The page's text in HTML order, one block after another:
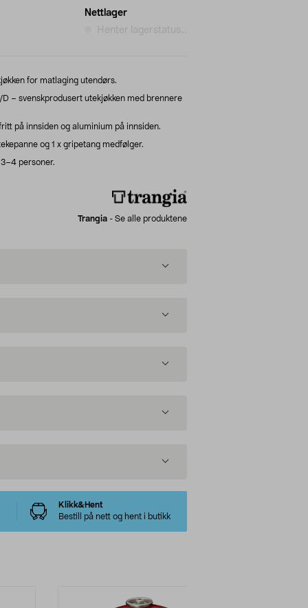
Nettlager
Henter lagerstatus...
for matlaging utendørs.
– svenskprodusert utekjøkken med brennere
på innsiden og aluminium på innsiden.
og 1 x gripetang medfølger.
personer.
Trangia - Se alle produktene
Klikk&Hent
Bestill på nett og hent i butikk